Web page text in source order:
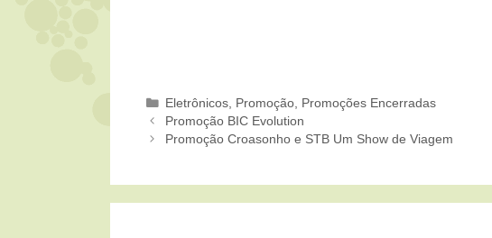
Categorias
Eletrônicos Promoção Promoções Encerradas
Promoção BIC Evolution
Promoção Croasonho e STB Um Show de Viagem